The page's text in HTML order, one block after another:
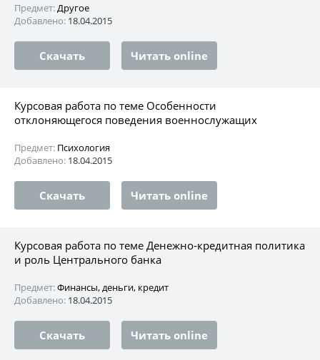
Предмет:Другое
Добавлено: 18.04.2015
Скачать Читать online
Курсовая работа по теме Особенности
отклоняющегося поведения военнослужащих
Предмет: Психология
Добавлено: 18.04.2015
Скачать Читать online
Курсовая работа по теме Денежно-кредитная политика
и роль Центрального банка
Предмет:Финансы, деньги, кредит
Добавлено: 18.04.2015
Скачать Читать online